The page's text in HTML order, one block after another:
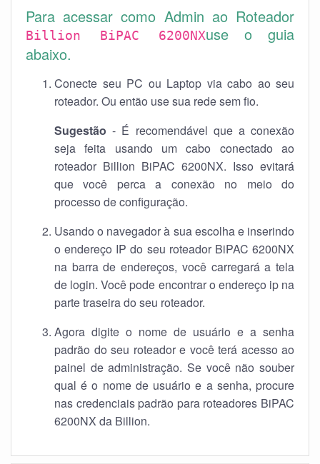
Para acessar como Admin ao Roteador
Billion BiPAC 6200NXuse o guia
abaixo.
Conecte seu PC ou Laptop via cabo ao seu
roteador. Ou então use sua rede sem fio.
Sugestão - É recomendável que a conexão
seja feita usando um cabo conectado ao
roteador Billion BiPAC 6200NX. Isso evitará
que você perca a conexão no meio do
processo de configuração.
Usando o navegador à sua escolha e inserindo
o endereço IP do seu roteador BiPAC 6200NX
na barra de endereços, você carregará a tela
de login. Você pode encontrar o endereço ip na
parte traseira do seu roteador.
Agora digite o nome de usuário e a senha
padrão do seu roteador e você terá acesso ao
painel de administração. Se você não souber
qual é o nome de usuário e a senha, procure
nas credenciais padrão para roteadores BiPAC
6200NX da Billion.